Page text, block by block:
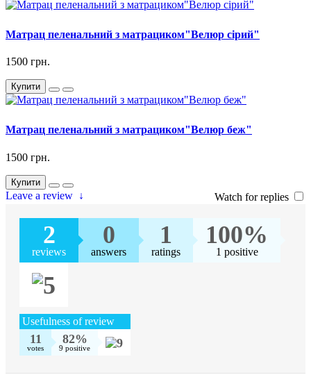
Матрац пеленальний з матрациком"Велюр сірий"
1500 грн.
Купити
Матрац пеленальний з матрациком"Велюр беж"
1500 грн.
Купити
Watch for replies
Leave a review ↓
2
reviews
0
answers
1
ratings
100%
1 positive
Usefulness of review
11
votes
82%
9 positive